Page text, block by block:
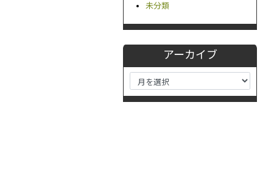
未分類
アーカイブ